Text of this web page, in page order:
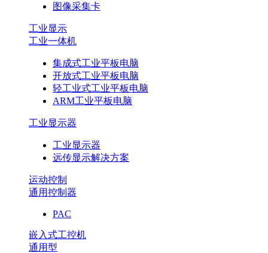
图像采集卡
工业显示
工业一体机
集成式工业平板电脑
开放式工业平板电脑
轻工业式工业平板电脑
ARM工业平板电脑
工业显示器
工业显示器
远传显示解决方案
运动控制
通用控制器
PAC
嵌入式工控机
通用型